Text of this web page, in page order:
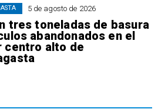
5 de agosto de 2026
tres toneladas de basura
abandonados en el
centro alto de